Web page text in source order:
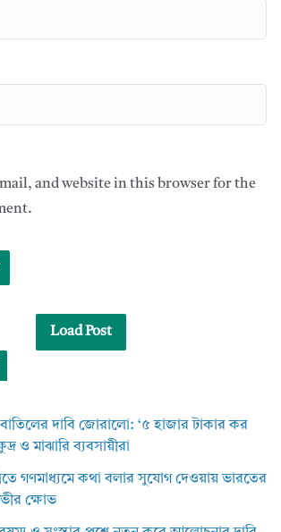
and website in this browser for the
Load Post
বাতিলের দাবি জোরালো: ‘৫ হাজার টাকার কর
ও মাঝারি ব্যবসায়ীরা
গণমাধ্যমে কথা বলার সুযোগ দেওয়ায় ভারতের
ক্ষোভ